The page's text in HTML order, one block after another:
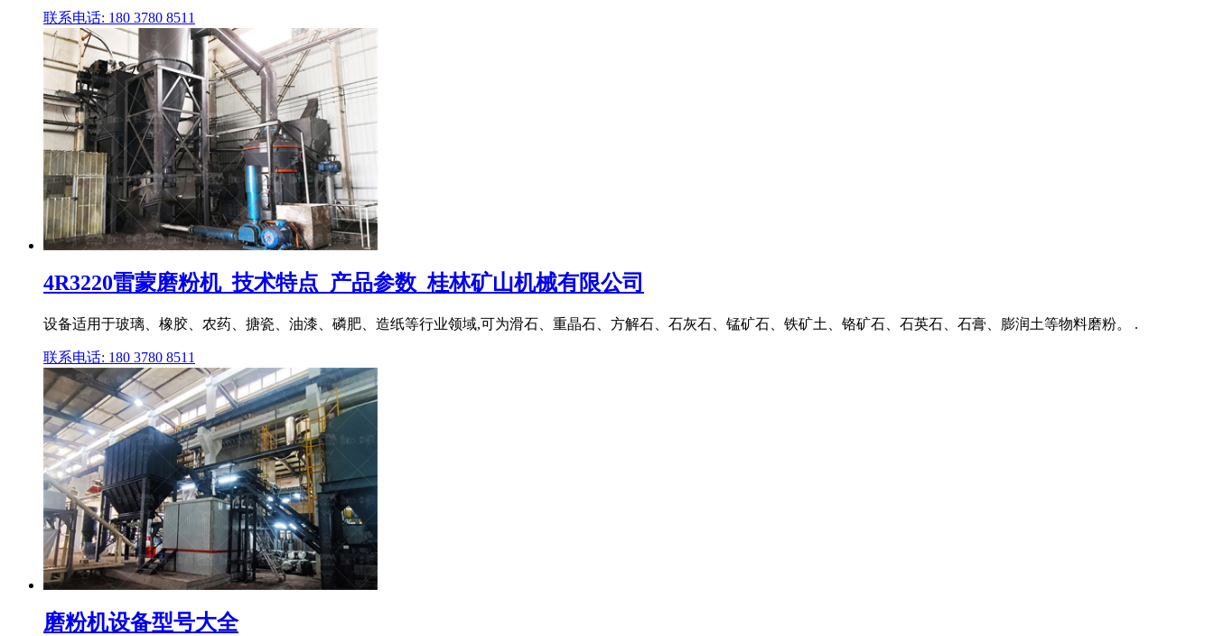
联系电话: 180 3780 8511
4R3220雷蒙磨粉机_技术特点_产品参数_桂林矿山机械有限公司
设备适用于玻璃、橡胶、农药、搪瓷、油漆、磷肥、造纸等行业领域,可为滑石、重晶石、方解石、石灰石、锰矿石、铁矿土、铬矿石、石英石、石膏、膨润土等物料磨粉。 .
联系电话: 180 3780 8511
磨粉机设备型号大全